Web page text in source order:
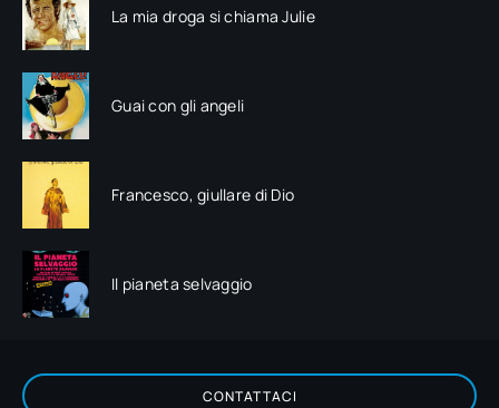
La mia droga si chiama Julie
Guai con gli angeli
Francesco, giullare di Dio
Il pianeta selvaggio
CONTATTACI